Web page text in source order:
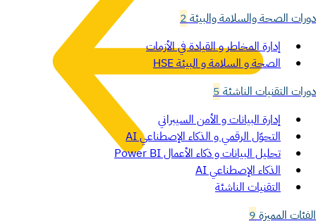
دورات الصحة والسلامة والبيئة2
إدارة المخاطر و القيادة في الأزمات
الصحة و السلامة و البيئة HSE
دورات التقنيات الناشئة5
إدارة البيانات و الأمن السيبراني
التحوّل الرقمي و الذكاء الإصطناعي AI
تحليل البيانات و ذكاء الأعمال Power BI
الذكاء الإصطناعي AI
التقنيات الناشئة
الفئات المميزة9